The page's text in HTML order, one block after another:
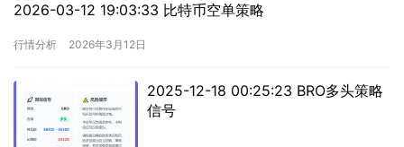
2026-03-12 19:03:33 比特币空单策略
行情分析 2026年3月12日
2025-12-18 00:25:23 BRO多头策略
信号